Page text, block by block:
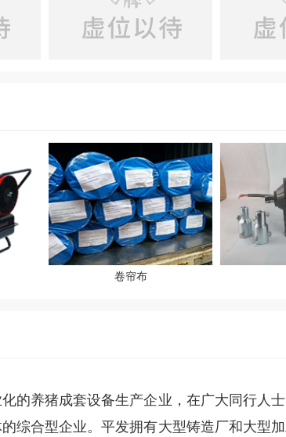
卷帘布
的养猪成套设备生产企业，在广大同行人
综合型企业。平发拥有大型铸造厂和大型